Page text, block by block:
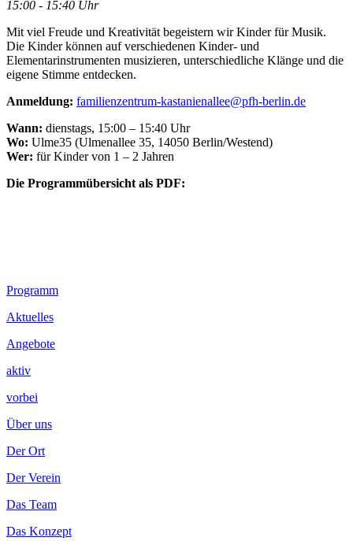
15:00 - 15:40 Uhr
Mit viel Freude und Kreativität begeistern wir Kinder für Musik.
Die Kinder können auf verschiedenen Kinder- und
Elementarinstrumenten musizieren, unterschiedliche Klänge und die
eigene Stimme entdecken.
Anmeldung: familienzentrum-kastanienallee@pfh-berlin.de
Wann: dienstags, 15:00 – 15:40 Uhr
Wo: Ulme35 (Ulmenallee 35, 14050 Berlin/Westend)
Wer: für Kinder von 1 – 2 Jahren
Die Programmübersicht als PDF:
Footer
Inhalt
Programm
Aktuelles
Angebote
aktiv
vorbei
Über uns
Der Ort
Der Verein
Das Team
Das Konzept